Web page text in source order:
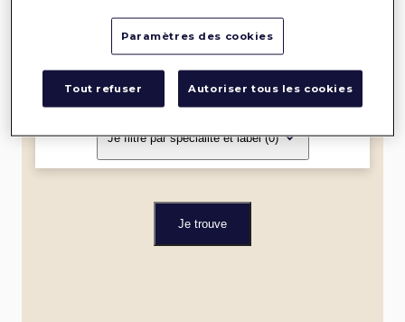
Dans un rayon de
Je filtre par spécialité et label(0)
Je trouve
Paramètres des cookies
Tout refuser Autoriser tous les cookies